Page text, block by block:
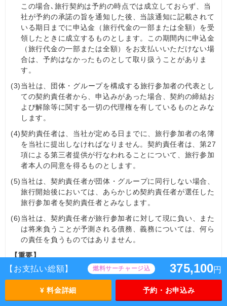
【お支払い総額】 燃料サーチャージ込 375,100円
¥ 料金詳細 予約・お申込み
この場合､旅行契約は予約の時点では成立しておらず、当
社が予約の承諾の旨を通知した後、当該通知に記載されて
いる期日までに申込金（旅行代金の一部または全額）を受
領したときに成立するものとします。この期間内に申込金
（旅行代金の一部または全額）をお支払いいただけない場
合は、予約はなかったものとして取り扱うことがありま
す。
(3)当社は、団体・グループを構成する旅行参加者の代表とし
ての契約責任者から、申込みがあった場合、契約の締結お
よび解除等に関する一切の代理権を有しているものとみな
します。
(4)契約責任者は、当社が定める日までに、旅行参加者の名簿
を当社に提出しなければなりません。契約責任者は、第27
項による第三者提供が行なわれることについて、旅行参加
者本人の同意を得るものとします。
(5)当社は、契約責任者が団体・グループに同行しない場合、
旅行開始後においては、あらかじめ契約責任者が選任した
旅行参加者を契約責任者とみなします。
(6)当社は、契約責任者が旅行参加者に対して現に負い、また
は将来負うことが予測される債務、義務については、何ら
の責任を負うものではありません。
【重要】
お客様のローマ字氏名や性別は、旅券（パスポート）に記
載されているとおり旅行申込書（所定の書面・画面を含
む）にご記入ください。誤って記入された場合は、第12項
(1)のお客様の交替手数料（10,000円）が必要となりま